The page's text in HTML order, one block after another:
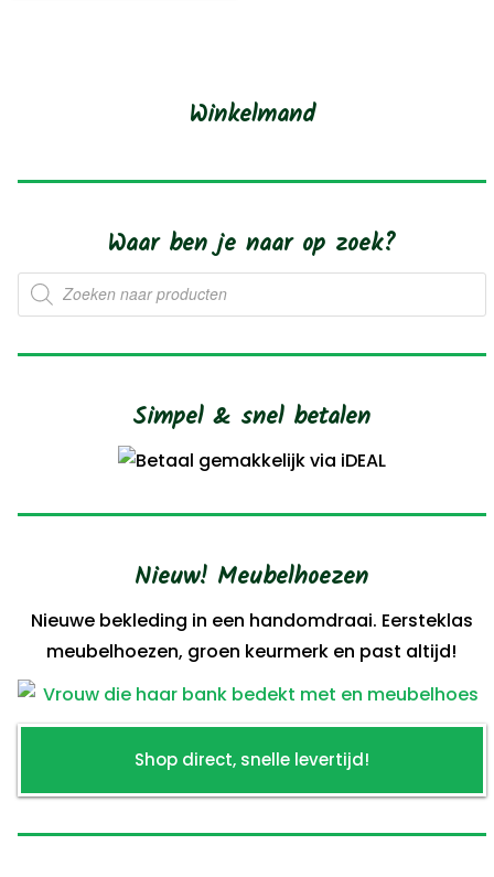
Winkelmand
Waar ben je naar op zoek?
Producten
zoeken
Simpel & snel betalen
Nieuw! Meubelhoezen
Nieuwe bekleding in een handomdraai. Eersteklas
meubelhoezen, groen keurmerk en past altijd!
Shop direct, snelle levertijd!